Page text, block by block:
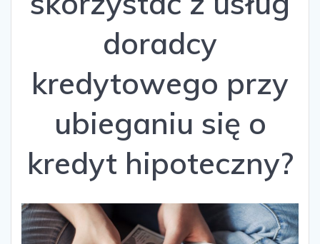
doradcy
kredytowego przy
ubieganiu się o
kredyt hipoteczny?